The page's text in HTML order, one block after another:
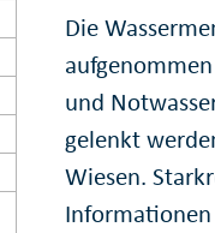
Die
und
gelenkt
Wiesen.
Informationen